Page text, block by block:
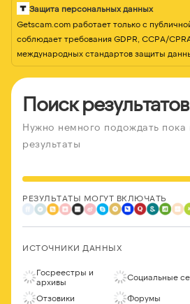
Защита персональных данных
Getscam.com работает только с
соблюдает требования GDPR, CCPA/
международных стандартов защиты
Поиск результатов
Нужно немного подождать
результаты
РЕЗУЛЬТАТЫ МОГУТ ВКЛЮЧАТЬ
ИСТОЧНИКИ ДАННЫХ
Госреестры и
архивы
Социальные
Отзовики Форумы